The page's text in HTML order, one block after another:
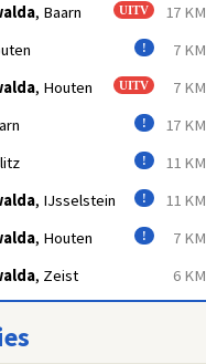
17 KM
UITV
, Baarn
7 KM
!
7 KM
UITV
, Houten
17 KM
!
11 KM
!
11 KM
!
, IJsselstein
7 KM
!
, Houten
6 KM
, Zeist